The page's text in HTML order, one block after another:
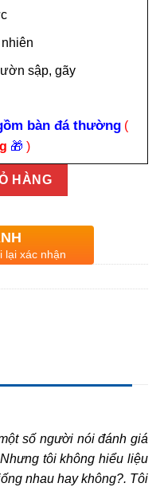
sập, gãy
bàn đá thường (
🎁 )
Khẩu Đài Loan số lượng
HÀNG
lại xác nhận
số người nói đánh giá
tôi không hiểu liệu
nhau hay không?. Tôi